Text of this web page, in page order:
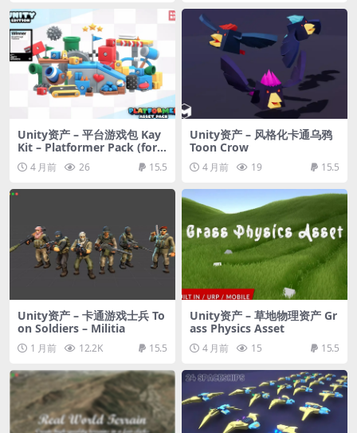
Unity资产 – 平台游戏包 Kay
Kit – Platformer Pack (for
Unity)
4 月前 26 15.5
Unity资产 – 风格化卡通乌鸦
Toon Crow
4 月前 19 15.5
Unity资产 – 卡通游戏士兵 To
on Soldiers – Militia
1 月前 12.2K 15.5
Unity资产 – 草地物理资产 Gr
ass Physics Asset
4 月前 15 15.5